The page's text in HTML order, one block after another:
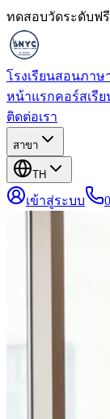
ทดสอบวัดระดับฟ
โรงเรียนสอนภาษ
หน้าแรกคอร์สเรีย
ติดต่อเรา
สาขา
TH
เข้าสู่ระบบ